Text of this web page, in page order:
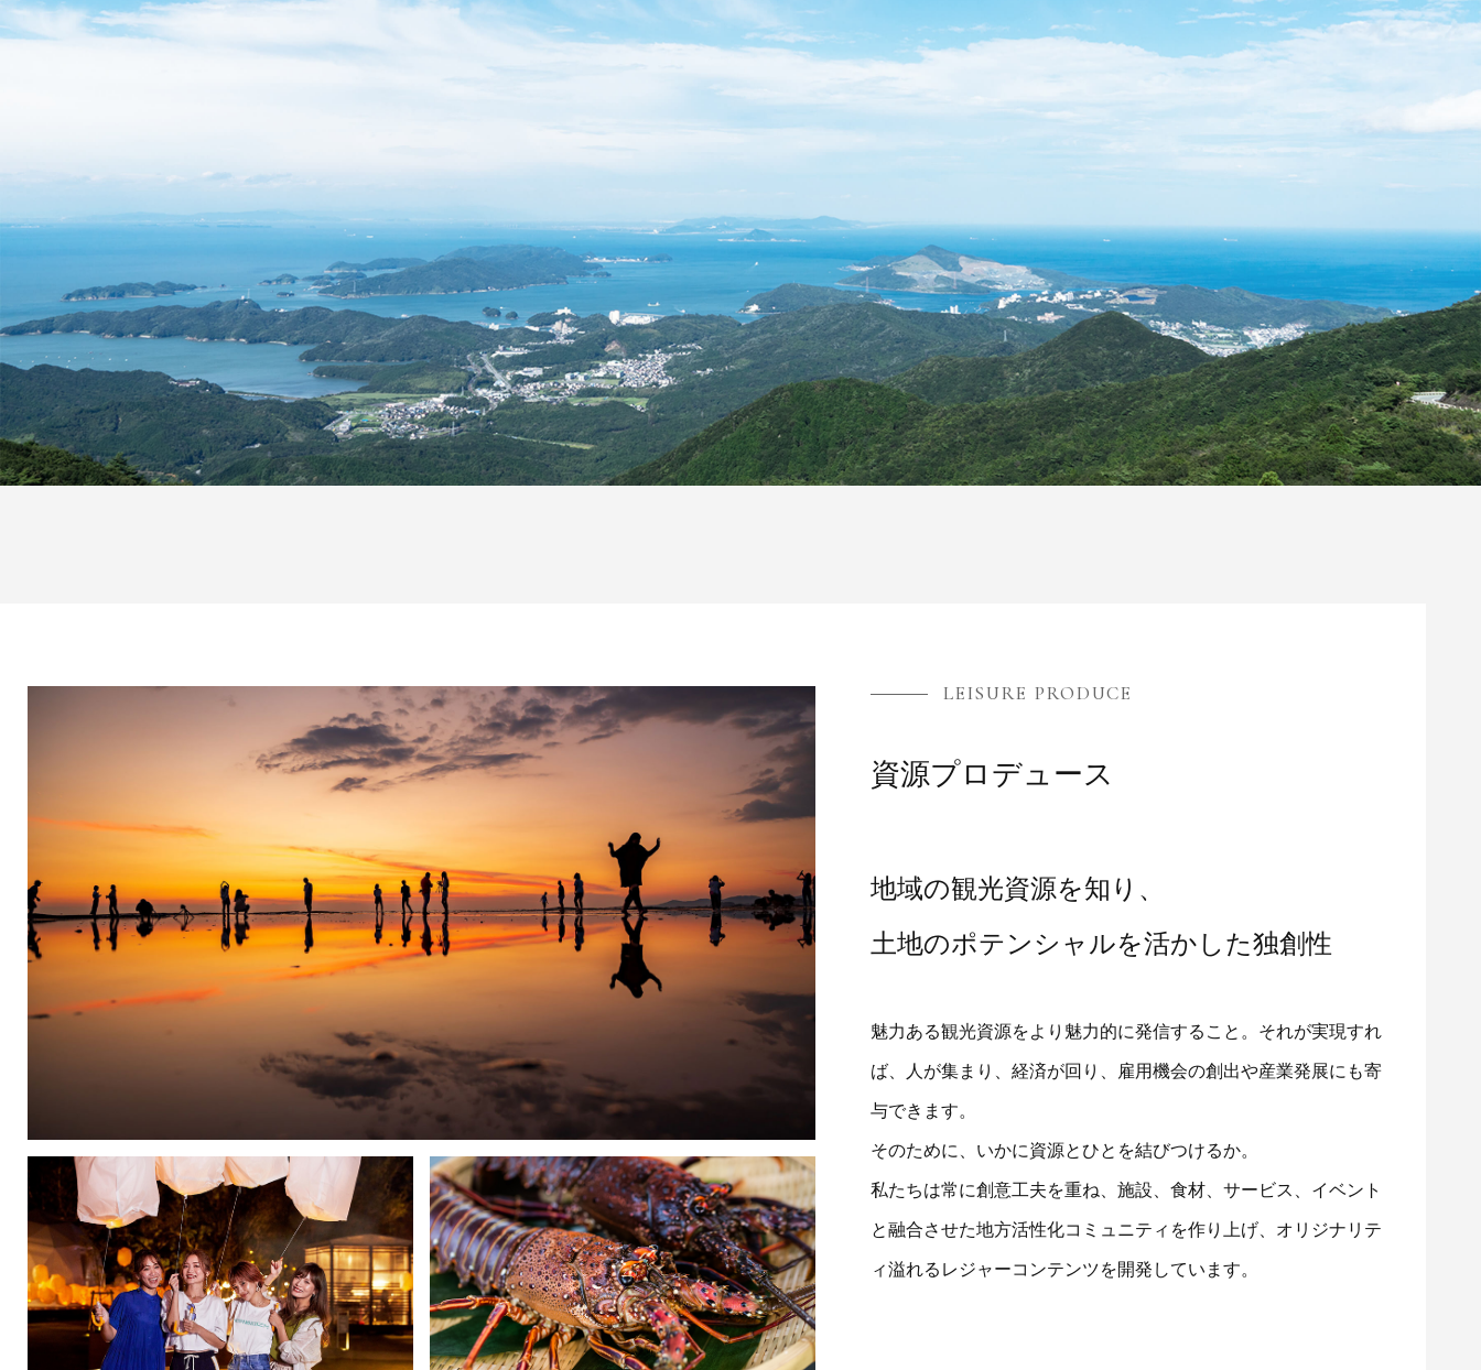
LEISURE PRODUCE
資源プロデュース
地域の観光資源を知り、
土地のポテンシャルを活かした独創性
魅力ある観光資源をより魅力的に発信すること。それが実現すれ
ば、人が集まり、経済が回り、雇用機会の創出や産業発展にも寄
与できます。
そのために、いかに資源とひとを結びつけるか。
私たちは常に創意工夫を重ね、施設、食材、サービス、イベント
と融合させた地方活性化コミュニティを作り上げ、オリジナリテ
ィ溢れるレジャーコンテンツを開発しています。